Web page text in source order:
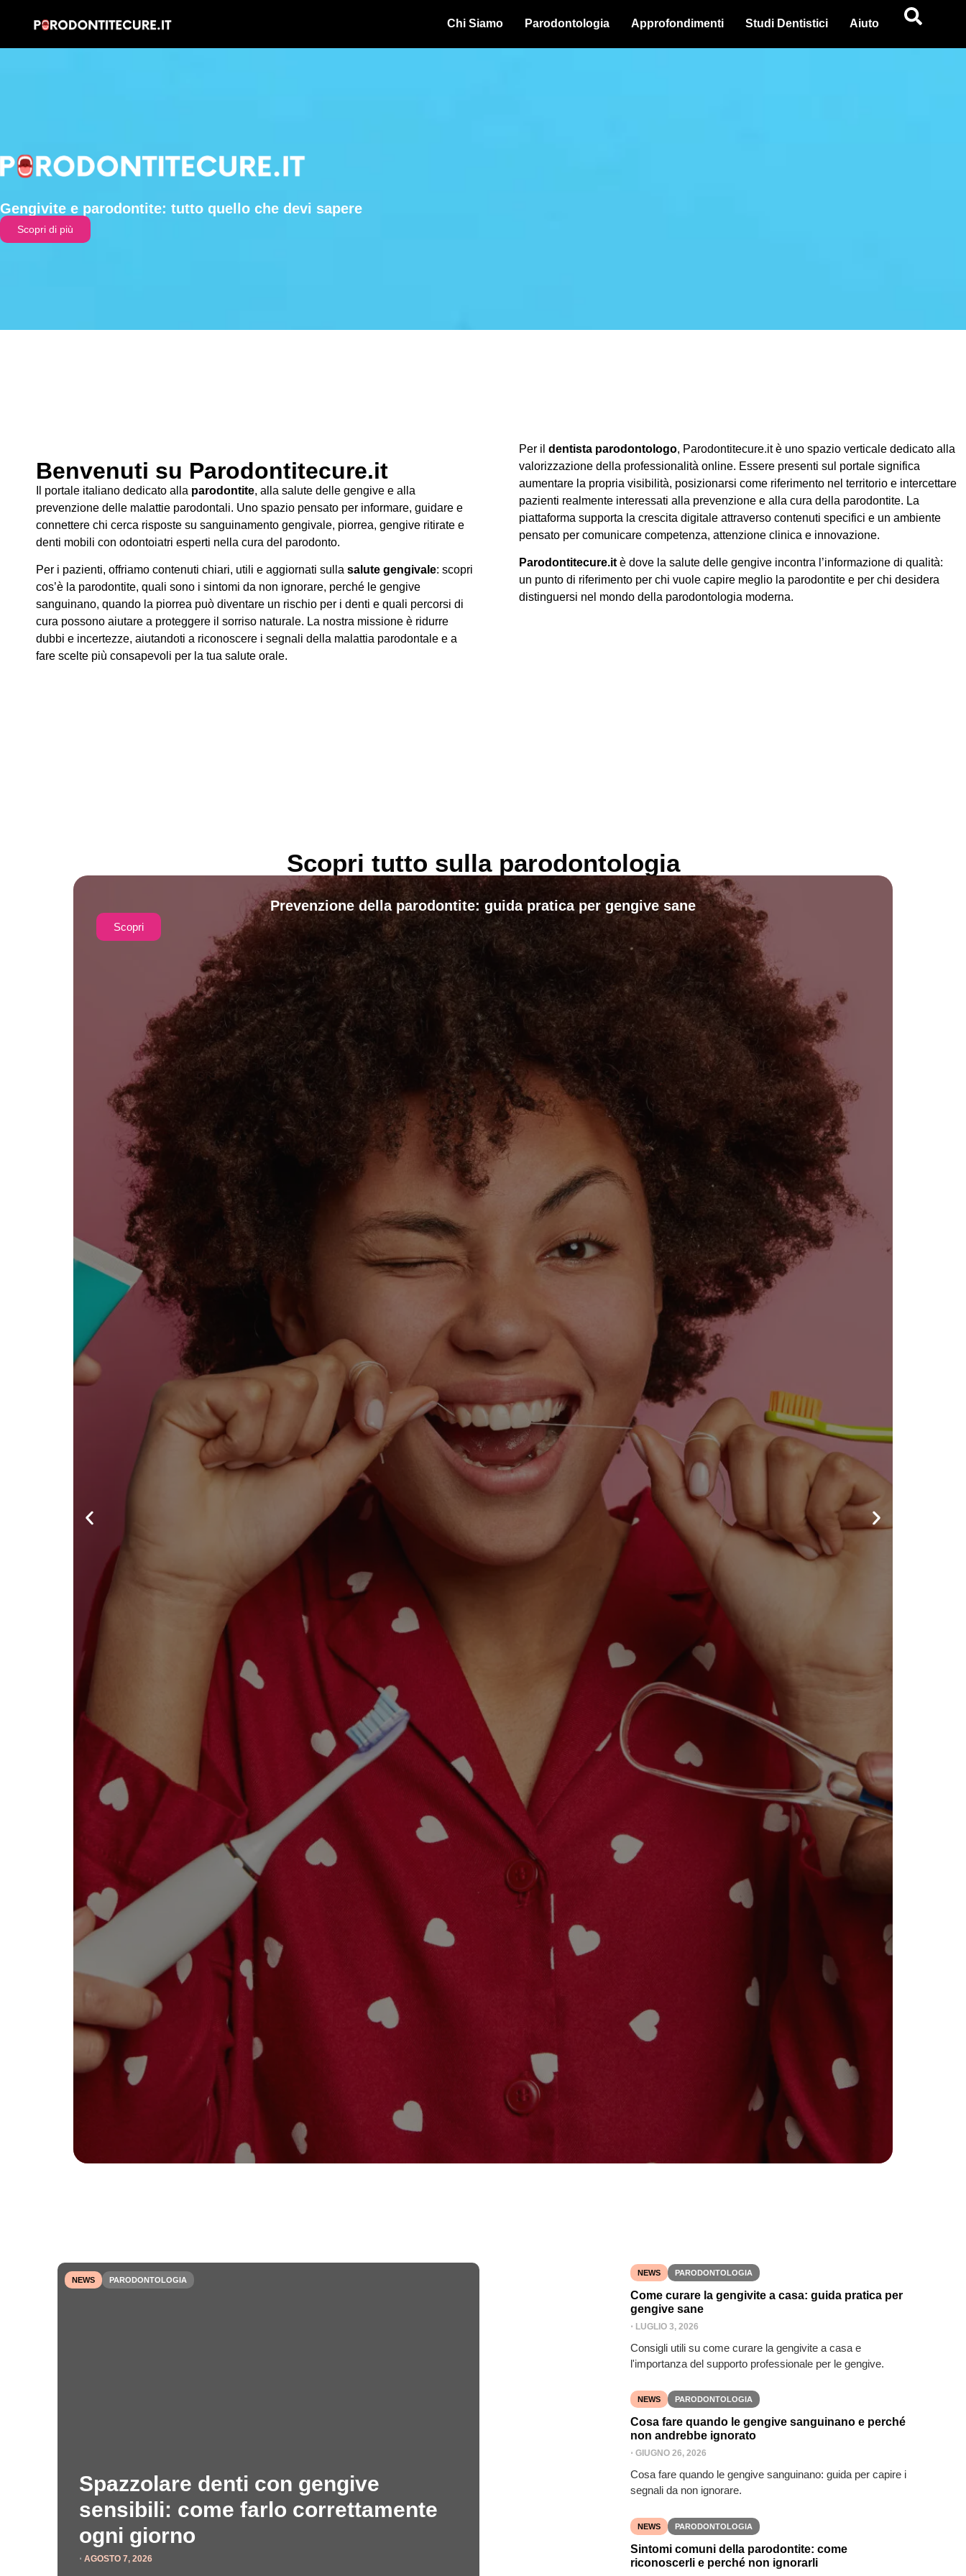
Chi Siamo Parodontologia Approfondimenti Studi Dentistici Aiuto
Gengivite e parodontite: tutto quello che devi sapere
Scopri di più
Benvenuti su Parodontitecure.it
Il portale italiano dedicato alla parodontite, alla salute delle gengive e alla
prevenzione delle malattie parodontali. Uno spazio pensato per informare, guidare e
connettere chi cerca risposte su sanguinamento gengivale, piorrea, gengive ritirate e
denti mobili con odontoiatri esperti nella cura del parodonto.
Per i pazienti, offriamo contenuti chiari, utili e aggiornati sullasalute gengivale: scopri
cos’è la parodontite, quali sono i sintomi da non ignorare, perché le gengive
sanguinano, quando la piorrea può diventare un rischio per i denti e quali percorsi di
cura possono aiutare a proteggere il sorriso naturale. La nostra missione è ridurre
dubbi e incertezze, aiutandoti a riconoscere i segnali della malattia parodontale e a
fare scelte più consapevoli per la tua salute orale.
Per ildentista parodontologo, Parodontitecure.it è uno spazio verticale dedicato alla
valorizzazione della professionalità online. Essere presenti sul portale significa
aumentare la propria visibilità, posizionarsi come riferimento nel territorio e intercettare
pazienti realmente interessati alla prevenzione e alla cura della parodontite. La
piattaforma supporta la crescita digitale attraverso contenuti specifici e un ambiente
pensato per comunicare competenza, attenzione clinica e innovazione.
Parodontitecure.itè dove la salute delle gengive incontra l’informazione di qualità:
un punto di riferimento per chi vuole capire meglio la parodontite e per chi desidera
distinguersi nel mondo della parodontologia moderna.
Scopri tutto sulla parodontologia
Prevenzione della parodontite: guida pratica per gengive sane
Scopri
NEWS PARODONTOLOGIA
Spazzolare denti con gengive
sensibili: come farlo correttamente
ogni giorno
⋅ AGOSTO 7, 2026
NEWS PARODONTOLOGIA
Come curare la gengivite a casa: guida pratica per
gengive sane
⋅ LUGLIO 3, 2026
Consigli utili su come curare la gengivite a casa e
l'importanza del supporto professionale per le gengive.
NEWS PARODONTOLOGIA
Cosa fare quando le gengive sanguinano e perché
non andrebbe ignorato
⋅ GIUGNO 26, 2026
Cosa fare quando le gengive sanguinano: guida per capire i
segnali da non ignorare.
NEWS PARODONTOLOGIA
Sintomi comuni della parodontite: come
riconoscerli e perché non ignorarli